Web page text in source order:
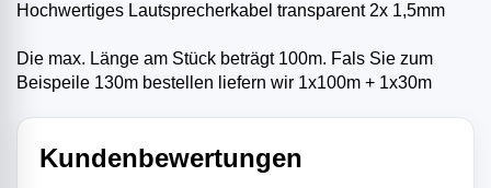
Hochwertiges Lautsprecherkabel transparent 2x 1,5mm
Die max. Länge am Stück beträgt 100m. Fals Sie zum
Beispeile 130m bestellen liefern wir 1x100m + 1x30m
Kundenbewertungen